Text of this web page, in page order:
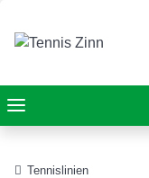
Tennislinien